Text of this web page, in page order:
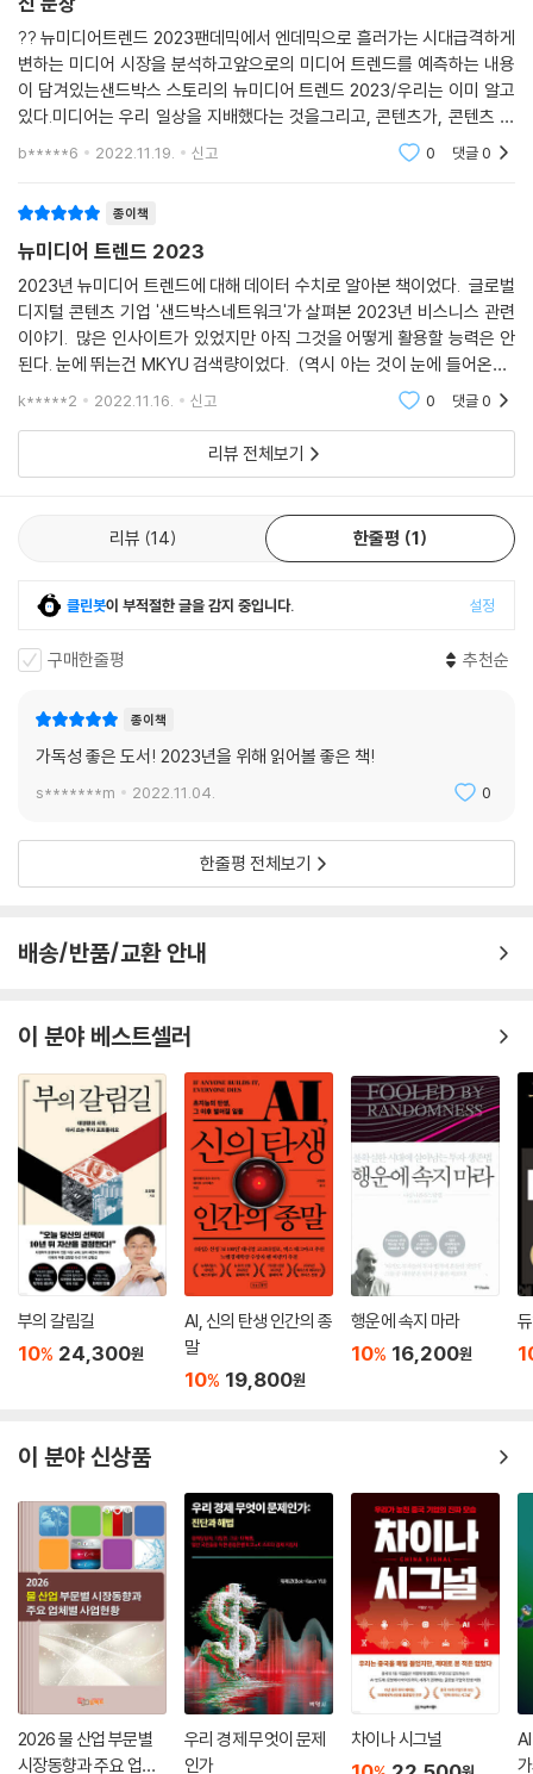
필요가 있을 것이다.
세 번째 키워드는 새로운 소비 권력으로 떠오른 5060을 지칭하는 ‘리본세
대’다. 경제적 여유를 갖추고 누구보다 ‘나’에 집중하며 자아실현에 힘쓰는
리본세대는 어떻게 탄생하게 되었을까? 이들의 성장과 진화에 뉴미디어
네 번째 키워드는 ‘뉴미디어와 패션 산업’이다. 이 장에서는 대중의 욕망이
가장 빠르게 반영되는 뉴미디어와 패션 산업이 만나 서로 윈윈하며 어떻게
시너지를 일으키고 있는지 집중적으로 알아본다. 다양한 패션 콘텐츠를 통
해 지금 대중이 무엇을 원하고 있는지 그리고 이것을 매출로 연결시키려면
어떻게 해야 하는지 살펴봄으로써 산업을 성장시키는 가장 근본적인 전략
을 파악할 수 있다.
다섯 번째 키워드는 ‘주인공들의 성 역할 변천사’다. 오늘날은 대인관계는
물론 콘텐츠, 마케팅, 리더십, 정치 등 모든 곳에서 젠더 감수성(gender s
ensitivity)이 그 어느 때보다 중요한 시대다. 시대를 비추는 거울인 드라
마에서는 이러한 남녀의 역할, 성 구분을 넘어선 가치 지향을 어떤 식으로
면서 어떤 변화와 혁신이 일어나고 있는지 함께 짚어본다.
우리를 둘러싸고 일어나는 변화의 물줄기를 파악하고 그것이 어디로 흘러
움직이지만은 않겠지만 큰 흐름을 파악하는 데 도움을 줄 설명서가 있다면
세상의 변화, 그 변화 이면에 자리한 대중의 욕망과 트렌드의 맥락을 알려
주는 이 책이 바로 그 길을 찾는 훌륭한 이정표이자 가이드가 되어줄 것이
?? 뉴미디어트렌드 2023팬데믹에서 엔데믹으로 흘러가는 시대급격하게
변하는 미디어 시장을 분석하고앞으로의 미디어 트렌드를 예측하는 내용
이 담겨있는샌드박스 스토리의 뉴미디어 트렌드 2023/우리는 이미 알고
있다.미디어는 우리 일상을 지배했다는 것을그리고, 콘텐츠가, 콘텐츠 마
케팅이 중.요.하다는 것을 ㅡㅡㅡㅡㅡㅡㅡㅡㅡㅡ왜? WHY?책에서는 이
b*****6 2022.11.19. 신고 0 댓글0
종이책
뉴미디어 트렌드 2023
2023년 뉴미디어 트렌드에 대해 데이터 수치로 알아본 책이었다. 글로벌
디지털 콘텐츠 기업 '샌드박스네트워크'가 살펴본 2023년 비스니스 관련
이야기. 많은 인사이트가 있었지만 아직 그것을 어떻게 활용할 능력은 안
된다. 눈에 뛰는건 MKYU 검색량이었다. (역시 아는 것이 눈에 들어온다)
챕터앞에 트렌드 키워드를 삽입해놓은 부분은 정말 신선했다. 객관화된
k*****2 2022.11.16. 신고 0 댓글0
리뷰 전체보기
리뷰 14 한줄평 1
클린봇이 부적절한 글을 감지 중입니다. 설정
구매한줄평 추천순
종이책
가독성 좋은 도서! 2023년을 위해 읽어볼 좋은 책!
s*******m 2022.11.04. 0
한줄평 전체보기
배송/반품/교환 안내
이 분야 베스트셀러
부의 갈림길
10% 24,300원
AI, 신의 탄생 인간의 종
말
10% 19,800원
행운에 속지 마라
10% 16,200원
이 분야 신상품
2026 물 산업 부문별
시장동향과 주요 업체
우리 경제 무엇이 문제
인가
차이나 시그널